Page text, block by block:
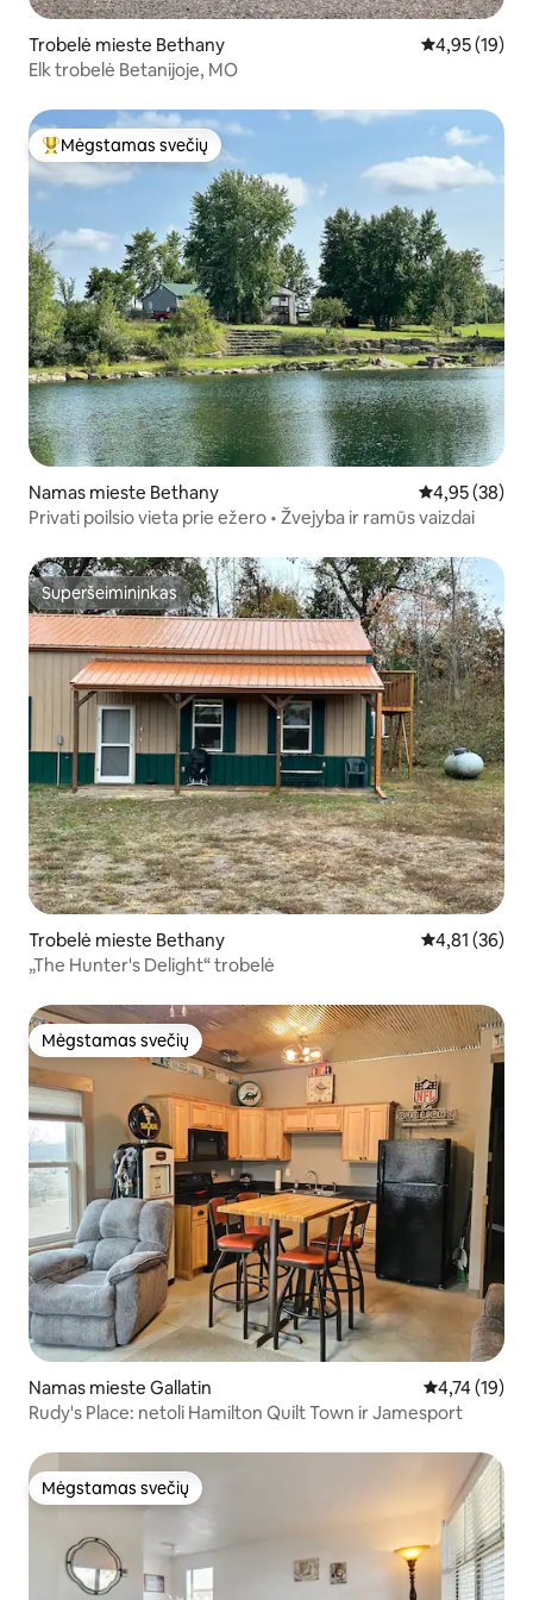
Trobelė mieste Bethany Vidutinis
4,95 (19)
Elk trobelė Betanijoje, MO
Svečių mėgstamiausias
Mėgstamas svečių
Namas mieste Bethany Vidutinis
4,95 (38)
Privati poilsio vieta prie ežero • Žvejyba ir ramūs vaizdai
Superšeimininkas
Superšeimininkas
Trobelė mieste Bethany Vidutinis
4,81 (36)
„The Hunter's Delight“ trobelė
Mėgstamas svečių
Mėgstamas svečių
Namas mieste Gallatin Vidutinis
4,74 (19)
Rudy's Place: netoli Hamilton Quilt Town ir Jamesport
Mėgstamas svečių
Mėgstamas svečių